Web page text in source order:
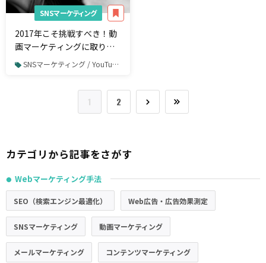
SNSマーケティング
2017年こそ挑戦すべき！動
画マーケティングに取り組
むべき15の理由
SNSマーケティング / YouTube / YouTube広告
1 2
カテゴリから記事をさがす
● Webマーケティング手法
SEO（検索エンジン最適化） Web広告・広告効果測定
SNSマーケティング 動画マーケティング
メールマーケティング コンテンツマーケティング